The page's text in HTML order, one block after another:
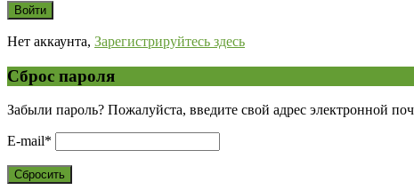
Нет аккаунта, Зарегистрируйтесь здесь
Сброс пароля
Забыли пароль? Пожалуйста, введите свой адрес электронной
E-mail*